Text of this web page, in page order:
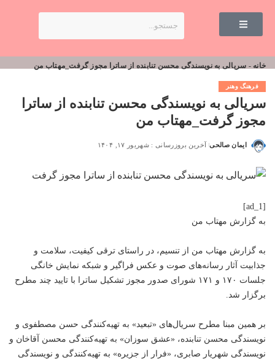
خانه - سریالی به نویسندگی محسن تنابنده از ساترا مجوز گرفت_مهتاب من
فرهنگ وهنر
سریالی به نویسندگی محسن تنابنده از ساترا
مجوز گرفت_مهتاب من
ایمان صالحی آخرین بروزرسانی : شهریور ۱۷, ۱۴۰۴
[ad_1]
به گزارش مهتاب من
به گزارش مهتاب من از تنسیم، در راستای ترقی کیفیت، سلامت و
جذابیت آثار رسانه‌های صوت و عکس فراگیر و شبکه نمایش خانگی
جلسات ۱۷۰ و ۱۷۱ شورای صدور مجوز تشکیل ساترا با تایید چند مطرح
برگزار شد.
بر همین مبنا مطرح‌ سریال‌های «تبعید» به تهیه‌کنندگی حسن مصطفوی و
نویسندگی محسن تنابنده، «عشق سوزان» به تهیه‌کنندگی محسن آقاخان و
نویسندگی شهریار صابری، «فرار از جزیره» به تهیه‌کنندگی و نویسندگی